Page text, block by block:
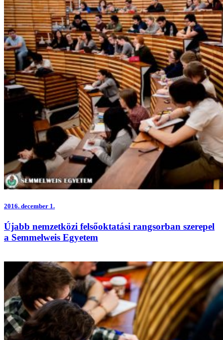
2016. december 1.
Újabb nemzetközi felsőoktatási rangsorban szerepel
a Semmelweis Egyetem